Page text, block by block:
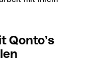
Qonto’s